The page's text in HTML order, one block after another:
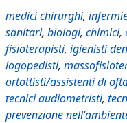
medici chirurghi,
sanitari, biologi, chimici,
fisioterapisti, igienisti
logopedisti,
ortottisti/assistenti di
tecnici audiometristi,
prevenzione